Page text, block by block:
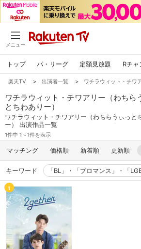
メニュー
トップ パ・リーグ 定額見放題 Rチ
楽天TV > 出演者一覧 > ワチラウィット・チワ
ワチラウィット・チワアリー（わちら
とちわありー）
ワチラウィット・チワアリー（わちらうぃっと
ー） 出演作品一覧
1件中 1～1件を表示
マッチング 価格順 新着順 更新順
キーワード 「BL」・「ブロマンス」・「
1